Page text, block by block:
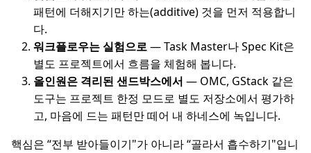
패턴에 더해지기만 하는(additive) 것을 먼저 적용합니
다.
워크플로우는 실험으로— Task Master나 Spec Kit은
별도 프로젝트에서 흐름을 체험해 봅니다.
올인원은 격리된 샌드박스에서 — OMC, GStack 같은
도구는 프로젝트 한정 모드로 별도 저장소에서 평가하
고, 마음에 드는 패턴만 떼어 내 하네스에 녹입니다.
핵심은 “전부 받아들이기"가 아니라 “골라서 흡수하기"입니